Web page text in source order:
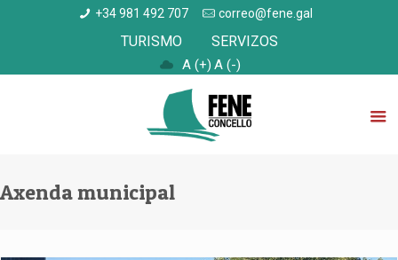
+34 981 492 707 correo@fene.gal
TURISMO SERVIZOS
A (+) A (-)
Axenda municipal